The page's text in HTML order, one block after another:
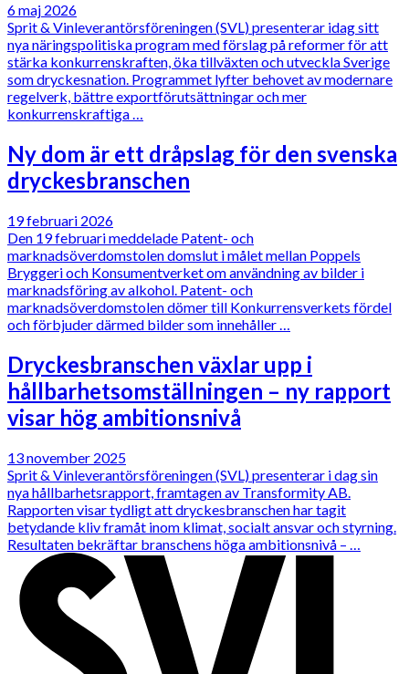
6 maj 2026
Sprit & Vinleverantörsföreningen (SVL) presenterar idag sitt
nya näringspolitiska program med förslag på reformer för att
stärka konkurrenskraften, öka tillväxten och utveckla Sverige
som dryckesnation. Programmet lyfter behovet av modernare
regelverk, bättre exportförutsättningar och mer
konkurrenskraftiga …
Ny dom är ett dråpslag för den svenska
dryckesbranschen
19 februari 2026
Den 19 februari meddelade Patent- och
marknadsöverdomstolen domslut i målet mellan Poppels
Bryggeri och Konsumentverket om användning av bilder i
marknadsföring av alkohol. Patent- och
marknadsöverdomstolen dömer till Konkurrensverkets fördel
och förbjuder därmed bilder som innehåller …
Dryckesbranschen växlar upp i
hållbarhetsomställningen – ny rapport
visar hög ambitionsnivå
13 november 2025
Sprit & Vinleverantörsföreningen (SVL) presenterar i dag sin
nya hållbarhetsrapport, framtagen av Transformity AB.
Rapporten visar tydligt att dryckesbranschen har tagit
betydande kliv framåt inom klimat, socialt ansvar och styrning.
Resultaten bekräftar branschens höga ambitionsnivå – …